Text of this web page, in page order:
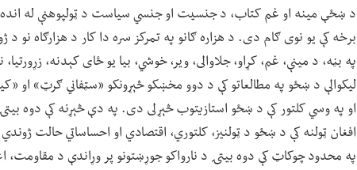
د ښځې مینه او غم کتاب، د جنسیت او جنسي سیاست د ټولپوهنې له انده
برخه کې یو نوی ګام دی. د هزاره ګانو په تمرکز سره دا کار د هزارګاه نو
په بڼه، د مینې، غم، کړاو، جلاوالی، ویر، خوشي، بیا یو ځای کېدنه،
لیکوالې د ښځو په مطالعاتو کې د دوو مخښکو څېړونکو «سټفاني ګرټ» او
او په وسي کلتور کې د ښځو استازیتوب څېړلی دی. په دې څېړنه کې دوه
افغان ټولنه کې د ښځو د ټولنیز، کلتوري، اقتصادي او احساساتي حالت
په محدود چوکاټ کې دوه بیتۍ د نارواکو جوړښتونو پر وړاندې د مقاومت،